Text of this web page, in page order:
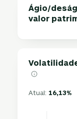
Ágio/
valor
Atual:16,13%